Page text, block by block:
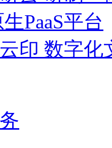
PaaS平台
印 数字化